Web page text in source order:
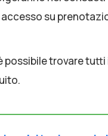
su
possibile trovare tutti